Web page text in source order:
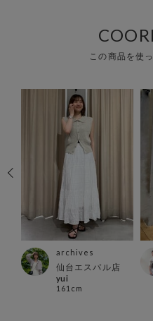
この商品を使
archives
仙台エスパル店
yui
161cm